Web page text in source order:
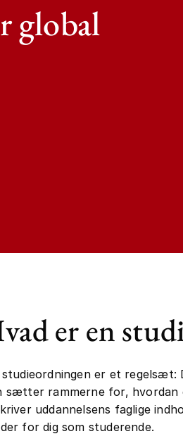
global
er en
studieordningen er et regelsæt:
sætter rammerne for, hvordan
uddannelsens faglige
for dig som studerende.